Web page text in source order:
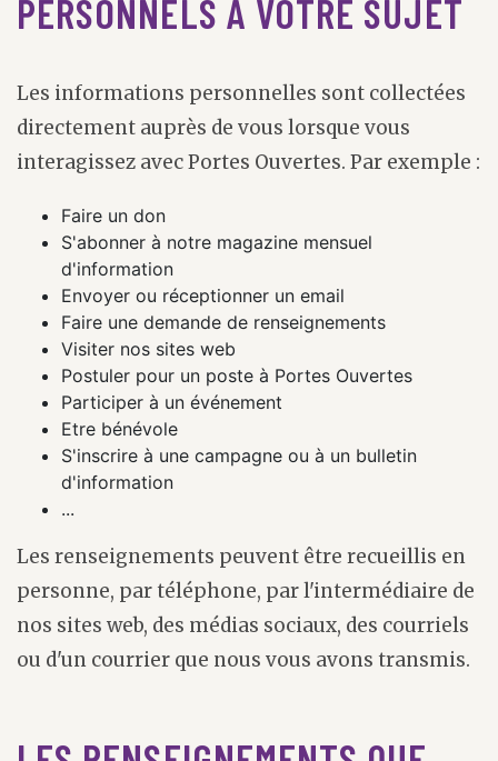
PERSONNELS À VOTRE SUJET
Les informations personnelles sont collectées
directement auprès de vous lorsque vous
interagissez avec Portes Ouvertes. Par exemple :
Faire un don
S'abonner à notre magazine mensuel
d'information
Envoyer ou réceptionner un email
Faire une demande de renseignements
Visiter nos sites web
Postuler pour un poste à Portes Ouvertes
Participer à un événement
Etre bénévole
S'inscrire à une campagne ou à un bulletin
d'information
...
Les renseignements peuvent être recueillis en
personne, par téléphone, par l'intermédiaire de
nos sites web, des médias sociaux, des courriels
ou d'un courrier que nous vous avons transmis.